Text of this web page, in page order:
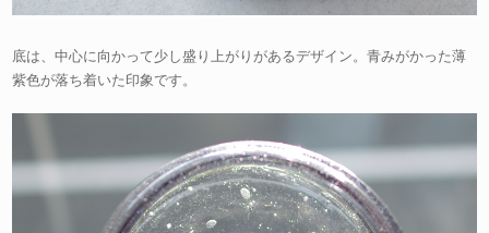
底は、中心に向かって少し盛り上がりがあるデザイン。青みがかった薄
紫色が落ち着いた印象です。